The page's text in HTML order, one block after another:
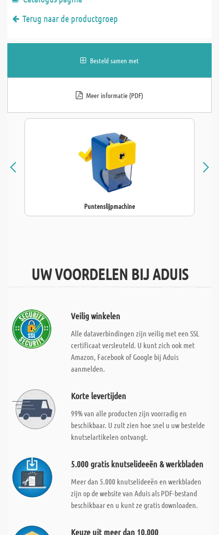
Terug naar de productgroep
Besteld samen met
Meer informatie (PDF)
Puntenslijpmachine
UW VOORDELEN BIJ ADUIS
Veilig winkelen
Alle dataverbindingen zijn veilig met een SSL
certificaat versleuteld. U kunt zich ook met
Amazon, Facebook of Google bij Aduis
aanmelden.
Korte levertijden
99% van alle producten zijn voorradig en
beschikbaar. U zult zien hoe snel u uw bestelde
knutselartikelen ontvangt.
5.000 gratis knutselideeën & werkbladen
Meer dan 5.000 knutselideeën en werkbladen
zijn op de website van Aduis als PDF-bestand
beschikbaar en u kunt ze gratis downloaden.
Keuze uit meer dan 10.000